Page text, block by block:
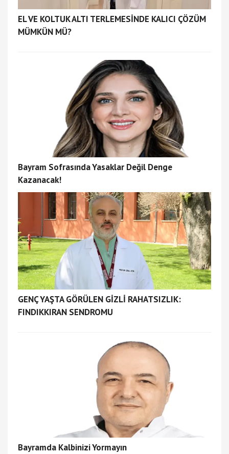
EL VE KOLTUK ALTI TERLEMESİNDE KALICI ÇÖZÜM
MÜMKÜN MÜ?
Bayram Sofrasında Yasaklar Değil Denge
Kazanacak!
GENÇ YAŞTA GÖRÜLEN GİZLİ RAHATSIZLIK:
FINDIKKIRAN SENDROMU
Bayramda Kalbinizi Yormayın